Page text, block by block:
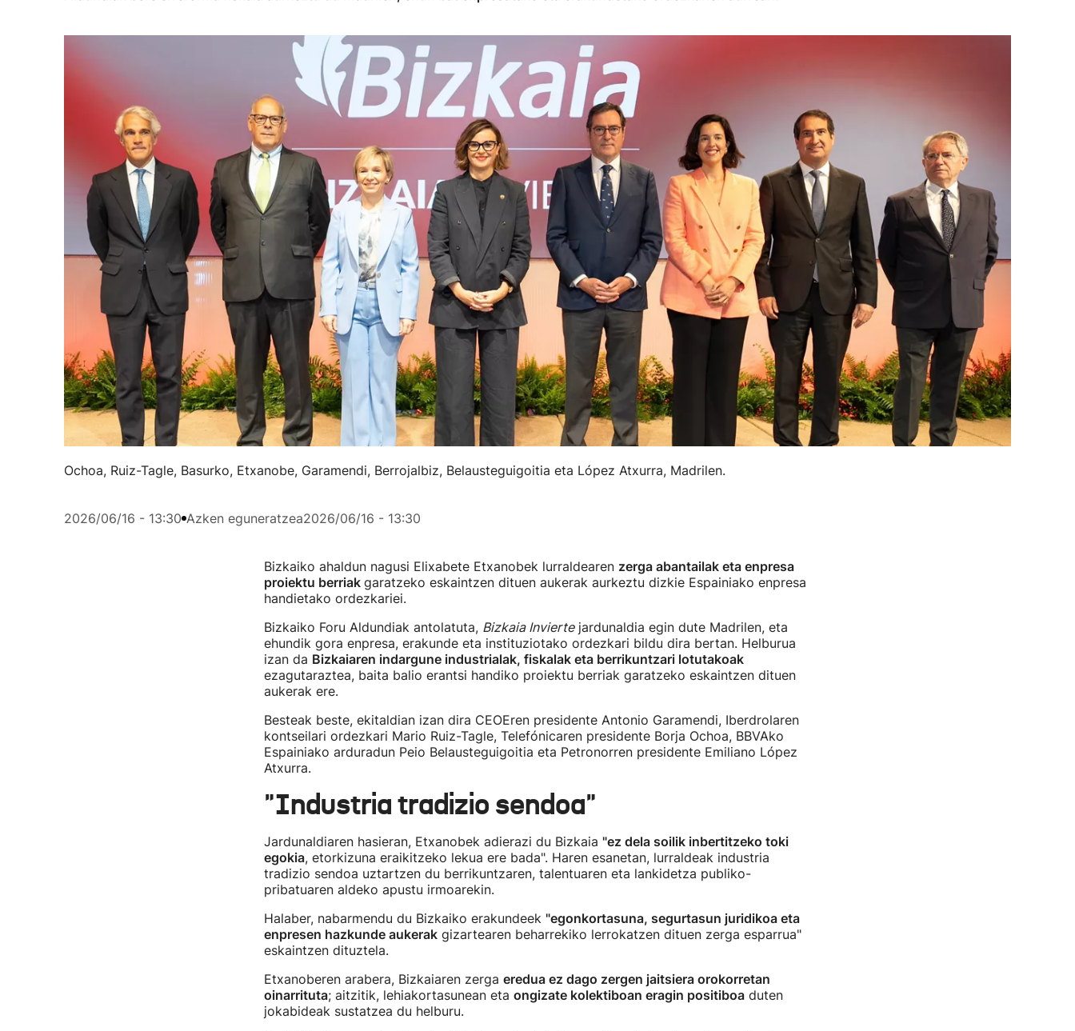
Ochoa, Ruiz-Tagle, Basurko, Etxanobe, Garamendi, Berrojalbiz, Belausteguigoitia eta López Atxurra, Madrilen.
2026/06/16 - 13:30 Azken eguneratzea2026/06/16 - 13:30
Bizkaiko ahaldun nagusi Elixabete Etxanobek lurraldearen zerga abantailak eta enpresa
proiektu berriak garatzeko eskaintzen dituen aukerak aurkeztu dizkie Espainiako enpresa
handietako ordezkariei.
Bizkaiko Foru Aldundiak antolatuta, Bizkaia Inviertejardunaldia egin dute Madrilen, eta
ehundik gora enpresa, erakunde eta instituziotako ordezkari bildu dira bertan. Helburua
izan da Bizkaiaren indargune industrialak, fiskalak eta berrikuntzari lotutakoak
ezagutaraztea, baita balio erantsi handiko proiektu berriak garatzeko eskaintzen dituen
aukerak ere.
Besteak beste, ekitaldian izan dira CEOEren presidente Antonio Garamendi, Iberdrolaren
kontseilari ordezkari Mario Ruiz-Tagle, Telefónicaren presidente Borja Ochoa, BBVAko
Espainiako arduradun Peio Belausteguigoitia eta Petronorren presidente Emiliano López
Atxurra.
"Industria tradizio sendoa"
Jardunaldiaren hasieran, Etxanobek adierazi du Bizkaia "ez dela soilik inbertitzeko toki
egokia, etorkizuna eraikitzeko lekua ere bada". Haren esanetan, lurraldeak industria
tradizio sendoa uztartzen du berrikuntzaren, talentuaren eta lankidetza publiko-
pribatuaren aldeko apustu irmoarekin.
Halaber, nabarmendu du Bizkaiko erakundeek "egonkortasuna, segurtasun juridikoa eta
enpresen hazkunde aukerakgizartearen beharrekiko lerrokatzen dituen zerga esparrua"
eskaintzen dituztela.
Etxanoberen arabera, Bizkaiaren zerga eredua ez dago zergen jaitsiera orokorretan
oinarrituta; aitzitik, lehiakortasunean eta ongizate kolektiboan eragin positiboaduten
jokabideak sustatzea du helburu.